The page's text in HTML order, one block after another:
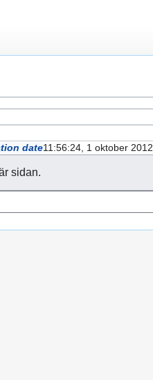
date11:56:24, 1 oktober 2012
sidan.